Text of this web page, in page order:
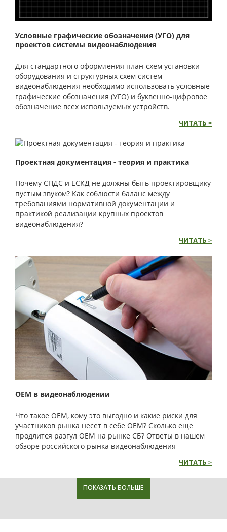
Условные графические обозначения (УГО) для
проектов системы видеонаблюдения
Для стандартного оформления план-схем установки
оборудования и структурных схем систем
видеонаблюдения необходимо использовать условные
графические обозначения (УГО) и буквенно-цифровое
обозначение всех используемых устройств.
ЧИТАТЬ >
Проектная документация - теория и практика
Почему СПДС и ЕСКД не должны быть проектировщику
пустым звуком? Как соблюсти баланс между
требованиями нормативной документации и
практикой реализации крупных проектов
видеонаблюдения?
ЧИТАТЬ >
OEM в видеонаблюдении
Что такое OEM, кому это выгодно и какие риски для
участников рынка несет в себе OEM? Сколько еще
продлится разгул OEM на рынке СБ? Ответы в нашем
обзоре российского рынка видеонаблюдения
ЧИТАТЬ >
ПОКАЗАТЬ БОЛЬШЕ